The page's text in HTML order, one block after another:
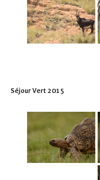
Séjour Vert 2015